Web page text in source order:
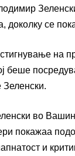
доколку се
на
беше
Зеленски.
во
покажаа
и